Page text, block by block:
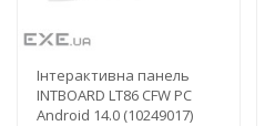
Інтерактивна панель
INTBOARD LT86 CFW PC
Android 14.0 (10249017)